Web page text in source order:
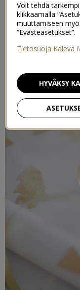
nyt tällä
Voit tehdä
klikkaamalla
muuttamiseen
“Evästeasetukset”.
Tietosuoja Kaleva
HYVÄKSY